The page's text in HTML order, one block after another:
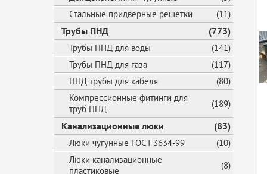
Стальные придверные решетки
(11)
Трубы ПНД (773)
Трубы ПНД для воды
(141)
Трубы ПНД для газа
(117)
ПНД трубы для кабеля
(80)
Компрессионные фитинги для
труб ПНД
(189)
Канализационные люки (83)
Люки чугунные ГОСТ 3634-99
(10)
Люки канализационные
пластиковые
(8)